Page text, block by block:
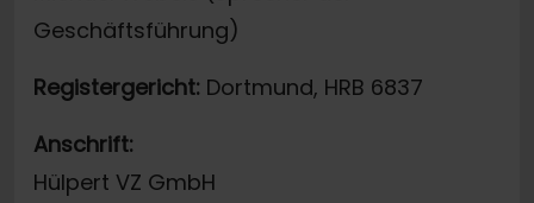
Geschäftsführung)
Registergericht: Dortmund, HRB 6837
Anschrift:
Hülpert VZ GmbH